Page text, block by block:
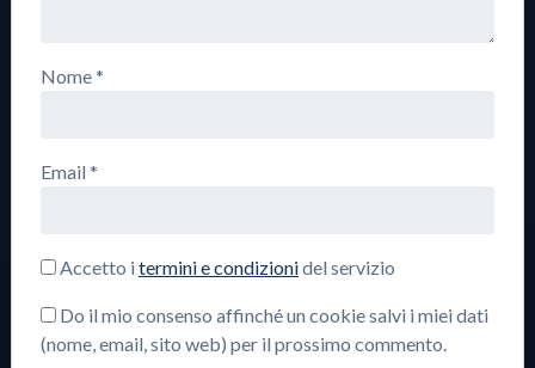
Nome*
Email *
Accetto i termini e condizionidel servizio
Do il mio consenso affinché un cookie salvi i miei dati
(nome, email, sito web) per il prossimo commento.